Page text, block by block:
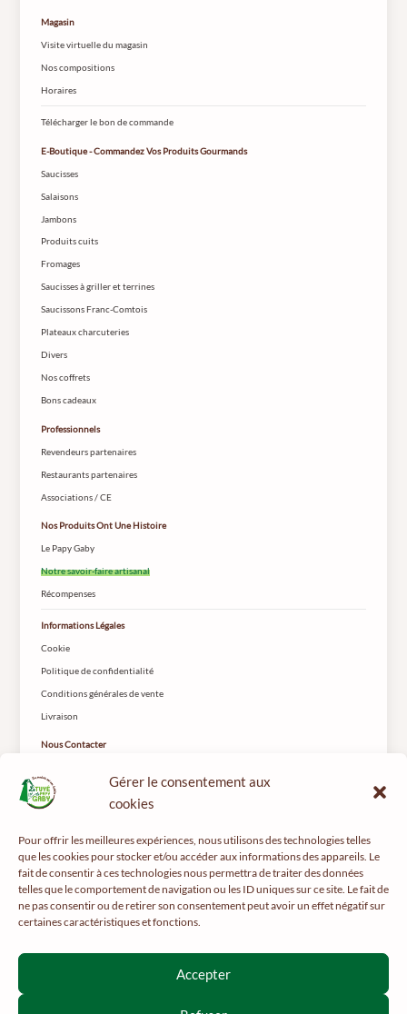
Gérer le consentement aux
cookies
Pour offrir les meilleures expériences, nous utilisons des technologies telles
que les cookies pour stocker et/ou accéder aux informations des appareils. Le
fait de consentir à ces technologies nous permettra de traiter des données
telles que le comportement de navigation ou les ID uniques sur ce site. Le fait de
ne pas consentir ou de retirer son consentement peut avoir un effet négatif sur
certaines caractéristiques et fonctions.
Accepter
Magasin
Visite virtuelle du magasin
Nos compositions
Horaires
Télécharger le bon de commande
E-Boutique - Commandez Vos Produits Gourmands
Saucisses
Salaisons
Jambons
Produits cuits
Fromages
Saucisses à griller et terrines
Saucissons Franc-Comtois
Plateaux charcuteries
Divers
Nos coffrets
Bons cadeaux
Professionnels
Revendeurs partenaires
Restaurants partenaires
Associations / CE
Nos Produits Ont Une Histoire
Le Papy Gaby
Notre savoir-faire artisanal
Récompenses
Informations Légales
Cookie
Politique de confidentialité
Conditions générales de vente
Livraison
Nous Contacter
2 rue les Coteys
25650 Gilley
Pour votre santé, pratiquez une activité physique régulière -
Interdiction de vente de boissons alcooliques aux mineurs de
moins de 18 ans